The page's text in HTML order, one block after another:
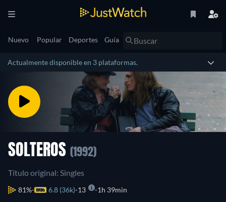
Nuevo Popular Deportes Guía
Actualmente disponible en 3 plataformas.
SOLTEROS (1992)
Título original: Singles
81% 6.8 (36k) 13 1h 39min